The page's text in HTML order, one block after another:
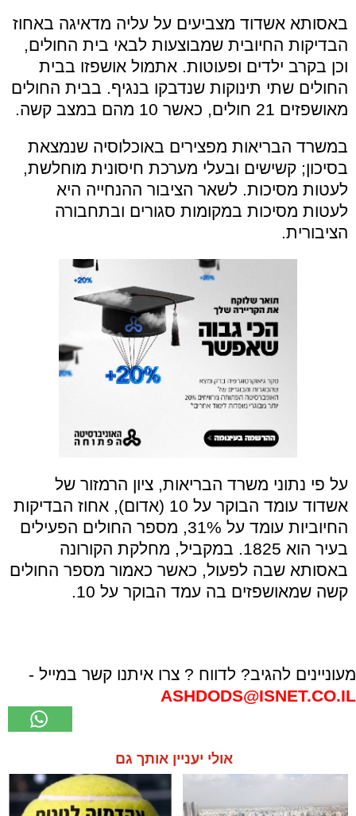
באסותא אשדוד מצביעים על עליה מדאיגה באחוז
הבדיקות החיובית שמבוצעות לבאי בית החולים,
וכן בקרב ילדים ופעוטות. אתמול אושפזו בבית
החולים שתי תינוקות שנדבקו בנגיף. בבית החולים
מאושפזים 21 חולים, כאשר 10 מהם במצב קשה.
במשרד הבריאות מפצירים באוכלוסיה שנמצאת
בסיכון; קשישים ובעלי מערכת חיסונית מוחלשת,
לעטות מסיכות. לשאר הציבור ההנחייה היא
לעטות מסיכות במקומות סגורים ובתחבורה
הציבורית.
על פי נתוני משרד הבריאות, ציון הרמזור של
אשדוד עומד הבוקר על 10 (אדום), אחוז הבדיקות
החיוביות עומד על 31%, מספר החולים הפעילים
בעיר הוא 1825. במקביל, מחלקת הקורונה
באסותא שבה לפעול, כאשר כאמור מספר החולים
קשה שמאושפזים בה עמד הבוקר על 10.
מעוניינים להגיב? לדווח ? צרו איתנו קשר במייל -
ASHDODS@ISNET.CO.IL
אולי יעניין אותך גם